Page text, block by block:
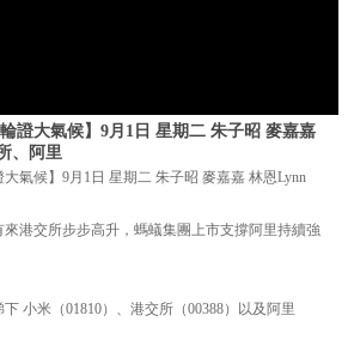
證大氣候】9月1日 星期二 朱子昭 麥嘉嘉
、阿里
大氣候】9月1日 星期二 朱子昭 麥嘉嘉 林恩Lynn
港交所步步高升，螞蟻集團上市支撐阿里持續強
小米（01810）、港交所（00388）以及阿里